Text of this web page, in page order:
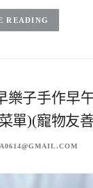
READING
樂子手作早
單)(寵物友